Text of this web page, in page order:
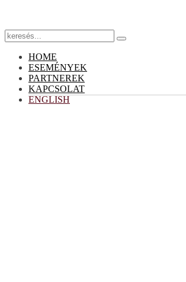
HOME
ESEMÉNYEK
PARTNEREK
KAPCSOLAT
ENGLISH